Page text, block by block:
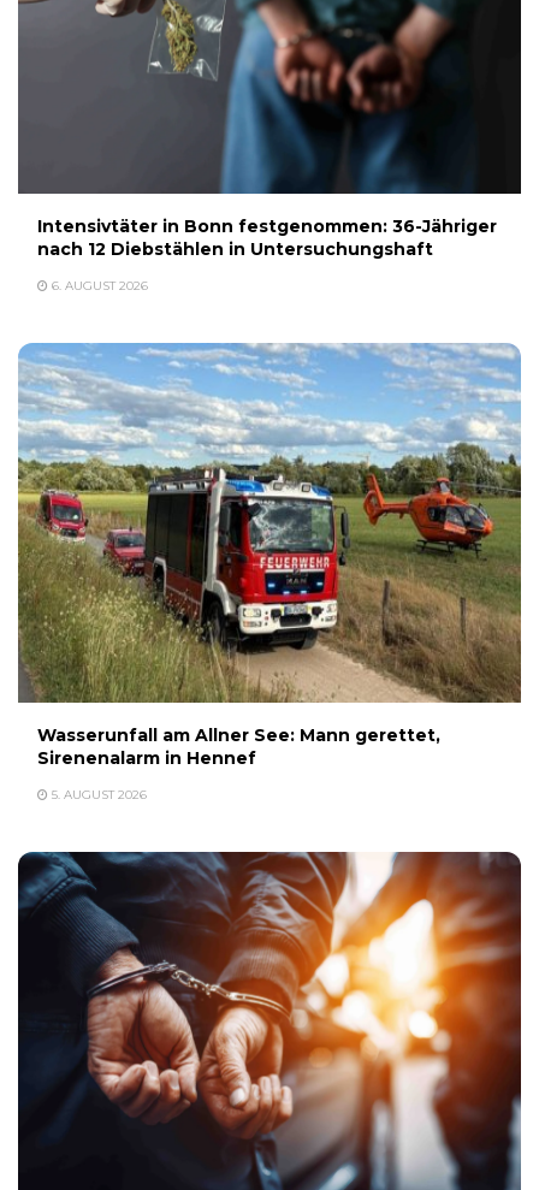
Intensivtäter in Bonn festgenommen: 36-Jähriger
nach 12 Diebstählen in Untersuchungshaft
6. AUGUST 2026
Wasserunfall am Allner See: Mann gerettet,
Sirenenalarm in Hennef
5. AUGUST 2026